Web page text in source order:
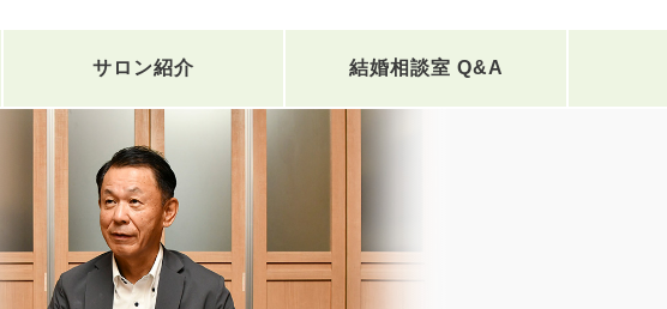
サロン紹介 結婚相談室 Q&A